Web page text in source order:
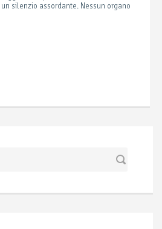
silenzio assordante. Nessun organo